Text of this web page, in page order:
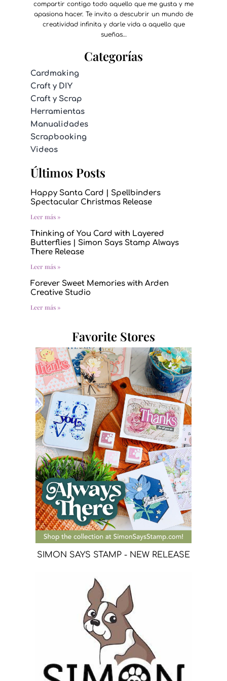
compartir contigo todo aquello que me gusta y me
apasiona hacer. Te invito a descubrir un mundo de
creatividad infinita y darle vida a aquello que
sueñas…
Categorías
Cardmaking
Craft y DIY
Craft y Scrap
Herramientas
Manualidades
Scrapbooking
Videos
Últimos Posts
Happy Santa Card | Spellbinders
Spectacular Christmas Release
Leer más »
Thinking of You Card with Layered
Butterflies | Simon Says Stamp Always
There Release
Leer más »
Forever Sweet Memories with Arden
Creative Studio
Leer más »
Favorite Stores
SIMON SAYS STAMP - NEW RELEASE